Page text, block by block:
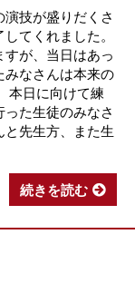
技が盛りだくさ
てくれました。
が、当日はあっ
みなさんは本来の
本日に向けて練
た生徒のみなさ
と先生方、また生
続きを読む